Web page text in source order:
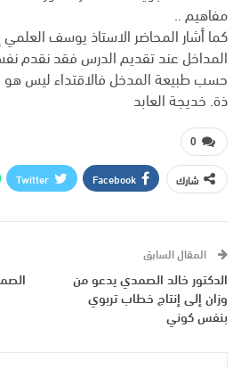
مفاهيم ..
كما أشار المحاضر الاستاذ يوسف
المداخل عند تقديم الدرس فقد نقدم
حسب طبيعة المدخل فالاقتداء ليس هو
ذة. خديجة العابد
0
شارك Facebook
Twitter
المقال السابق
الدكتور خالد الصمدي يدعو من
وزان إلى إنتاج خطاب تربوي
بنفس كوني